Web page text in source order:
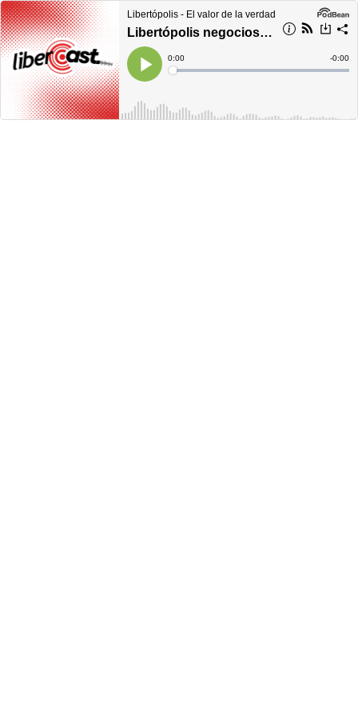
Libertópolis - El valor de la verdad
Libertópolis negocios, martes 02 de mayo de 2023
Play
Current
Time
0:00
Loaded:
Time
-0:00